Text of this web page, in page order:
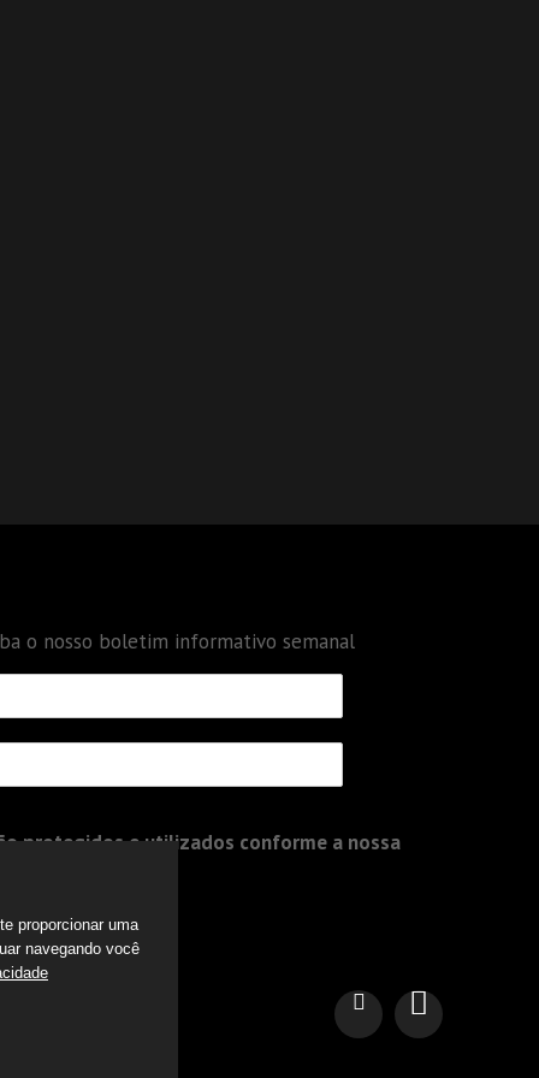
o nosso boletim informativo semanal
protegidos e utilizados conforme a nossa
proporcionar uma
navegando você